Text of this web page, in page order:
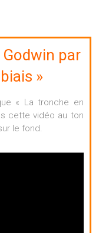
par
»
« La tronche en
cette vidéo au ton
le fond.